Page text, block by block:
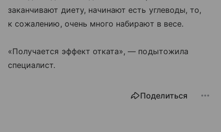
заканчивают диету, начинают есть углеводы, то,
к сожалению, очень много набирают в весе.
«Получается эффект отката», — подытожила
специалист.
Поделиться